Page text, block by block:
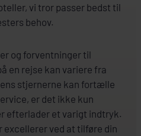
vi tror passer bedst til
behov.
og forventninger til
en rejse kan variere fra
stjernerne kan fortælle
er det ikke kun
efterlader et varigt indtryk.
ved at tilføre din